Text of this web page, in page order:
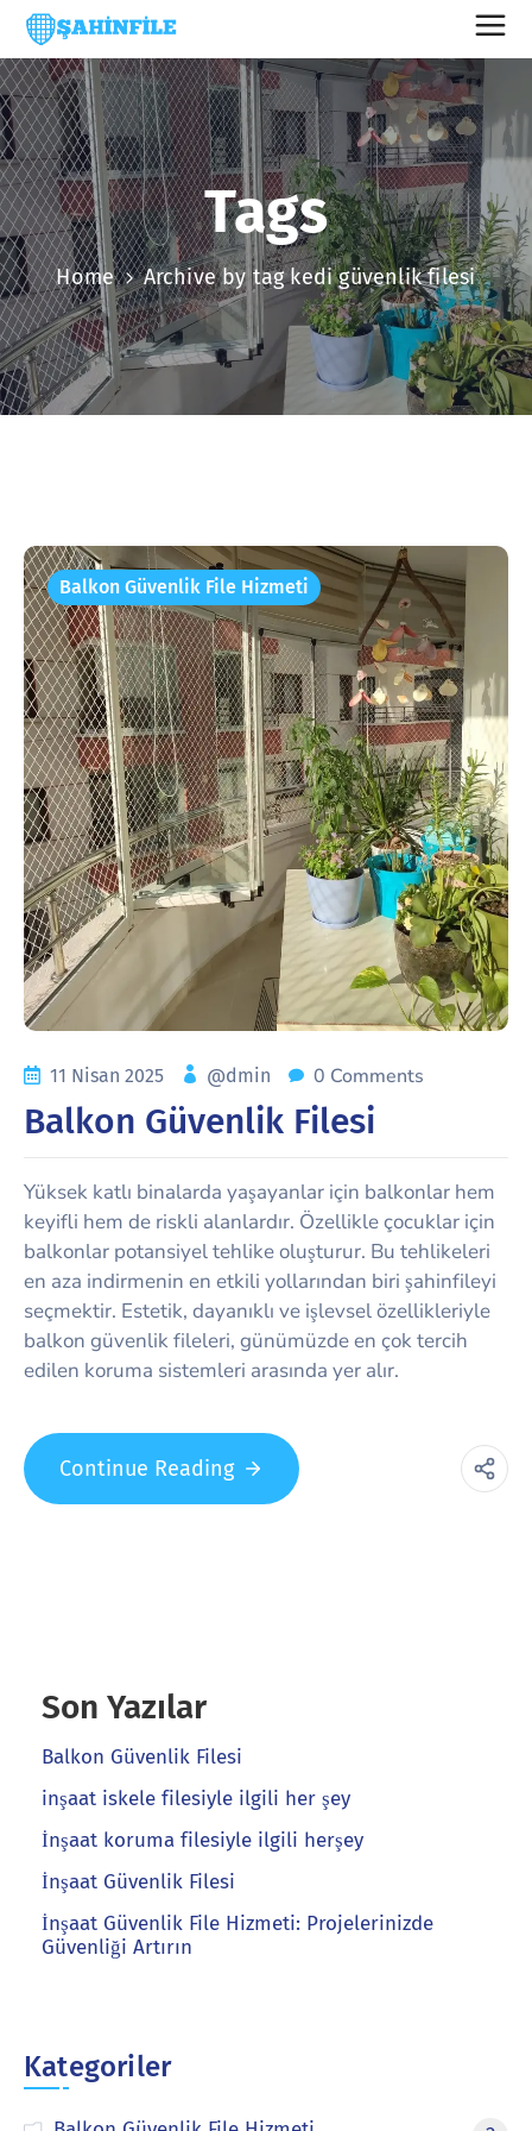
Tags
Home Archive by tag kedi güvenlik filesi
Balkon Güvenlik File Hizmeti
11 Nisan 2025 @dmin 0 Comments
Balkon Güvenlik Filesi
Yüksek katlı binalarda yaşayanlar için balkonlar hem
keyifli hem de riskli alanlardır. Özellikle çocuklar için
balkonlar potansiyel tehlike oluşturur. Bu tehlikeleri
en aza indirmenin en etkili yollarından biri şahinfileyi
seçmektir. Estetik, dayanıklı ve işlevsel özellikleriyle
balkon güvenlik fileleri, günümüzde en çok tercih
edilen koruma sistemleri arasında yer alır.
Continue Reading
Son Yazılar
Balkon Güvenlik Filesi
inşaat iskele filesiyle ilgili her şey
İnşaat koruma filesiyle ilgili herşey
İnşaat Güvenlik Filesi
İnşaat Güvenlik File Hizmeti: Projelerinizde
Güvenliği Artırın
Kategoriler